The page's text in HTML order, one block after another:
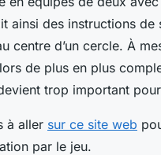
ainsi des instructions
centre d’un cercle. À
de plus en plus
trop important
à aller sur ce site web
par le jeu.